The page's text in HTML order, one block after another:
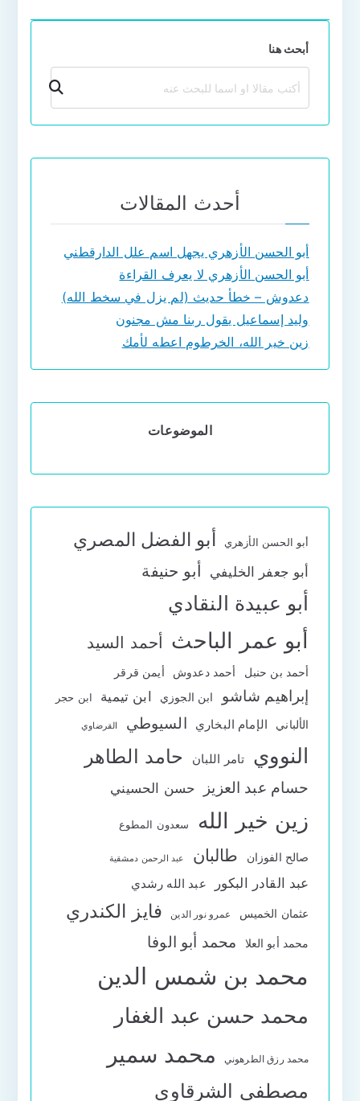
أبحث هنا
بحث
أحدث المقالات
أبو الحسن الأزهري يجهل اسم علل الدارقطني
أبو الحسن الأزهري لا يعرف القراءة
دعدوش – خطأ حديث (لم يزل في سخط الله)
وليد إسماعيل يقول ربنا مش مجنون
زين خير الله، الخرطوم اعطه لأمك
الموضوعات
أبو الحسن الأزهري أبو الفضل المصري
أبو جعفر الخليفي أبو حنيفة
أبو عبيدة النقادي
أبو عمر الباحث أحمد السيد
أحمد بن حنبل أحمد دعدوش أيمن قرقر
إبراهيم شاشو ابن الجوزي ابن تيمية ابن حجر
الألباني الإمام البخاري السيوطي القرضاوي
النووي تامر اللبان حامد الطاهر
حسام عبد العزيز حسن الحسيني
زين خير الله سعدون المطوع
صالح الفوزان طالبان عبد الرحمن دمشقية
عبد القادر البكور عبد الله رشدي
عثمان الخميس عمرو نور الدين فايز الكندري
محمد أبو العلا محمد أبو الوفا
محمد بن شمس الدين
محمد حسن عبد الغفار
محمد رزق الطرهوني محمد سمير
مصطفى الشرقاوي